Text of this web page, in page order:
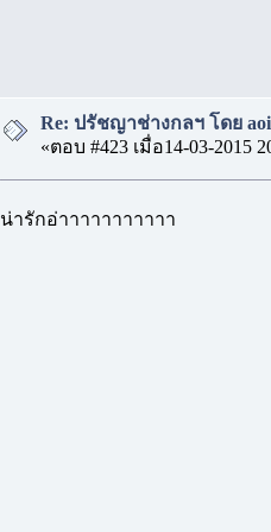
Re: ปรัชญาช่างกลฯ โดย
«ตอบ #423 เมื่อ14-03-2015
น่ารักอ่าาาาาาาาาาา